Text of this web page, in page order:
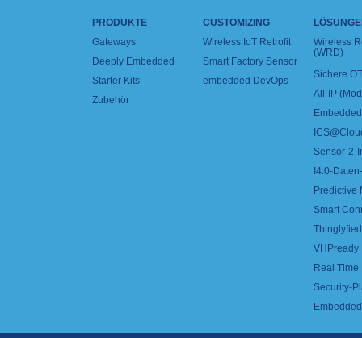
PRODUKTE
Gateways
Deeply Embedded
Starter Kits
Zubehör
CUSTOMIZING
Wireless IoT Retrofit
Smart Factory Sensor
embedded DevOps
Wireless
(WRD)
Sichere
All-IP
Sensor-2-
I4.0-
Predictive
Smart
VHPready
Real
Security-